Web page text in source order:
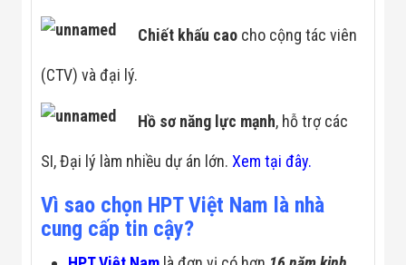
Chiết khấu cao cho cộng tác viên
(CTV) và đại lý.
Hồ sơ năng lực mạnh, hỗ trợ các
SI, Đại lý làm nhiều dự án lớn.Xem tại đây.
Vì sao chọn HPT Việt Nam là nhà
cung cấp tin cậy?